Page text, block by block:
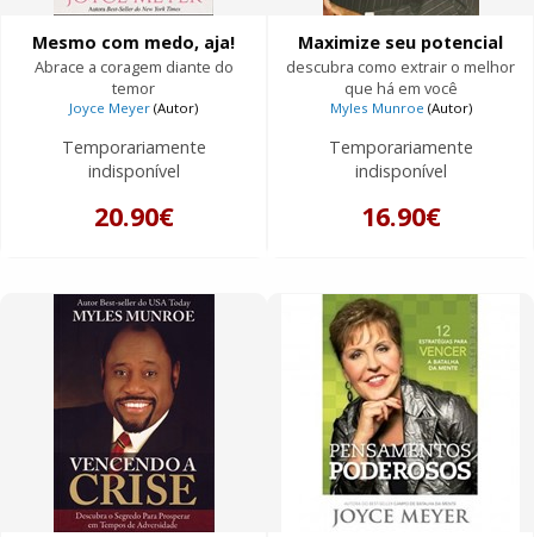
Mesmo com medo, aja!
Abrace a coragem diante do
temor
Joyce Meyer (Autor)
Temporariamente
indisponível
20.90€
Maximize seu potencial
descubra como extrair o melhor
que há em você
Myles Munroe (Autor)
Temporariamente
indisponível
16.90€